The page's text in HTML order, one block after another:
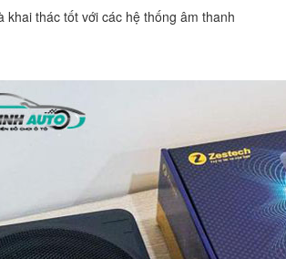
khai thác tốt với các hệ thống âm thanh